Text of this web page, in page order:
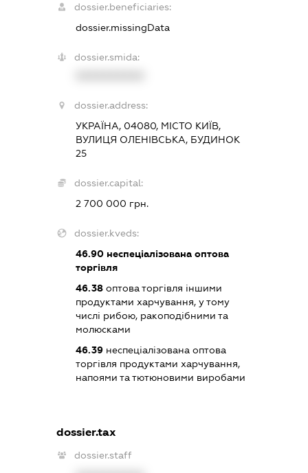
dossier.beneficiaries:
dossier.missingData
dossier.smida:
dossier.address:
УКРАЇНА, 04080, МІСТО КИЇВ,
ВУЛИЦЯ ОЛЕНІВСЬКА, БУДИНОК
25
dossier.capital:
2 700 000 грн.
dossier.kveds:
46.90неспеціалізована оптова
торгівля
46.38оптова торгівля іншими
продуктами харчування, у тому
числі рибою, ракоподібними та
молюсками
46.39неспеціалізована оптова
торгівля продуктами харчування,
напоями та тютюновими виробами
dossier.tax
dossier.staff